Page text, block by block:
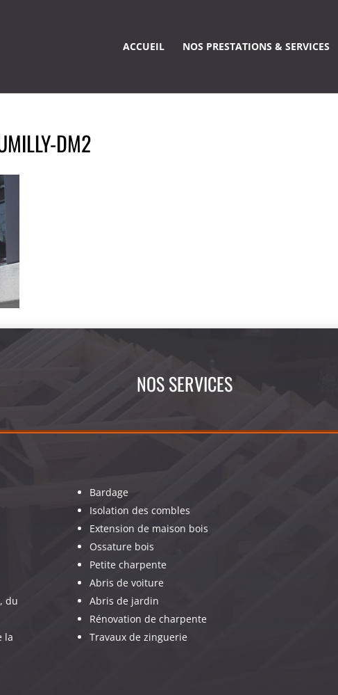
ACCUEIL NOS PRESTATIONS & SERVICES
DM2
NOS SERVICES
du
la
Bardage
Isolation des combles
Extension de maison bois
Ossature bois
Petite charpente
Abris de voiture
Abris de jardin
Rénovation de charpente
Travaux de zinguerie